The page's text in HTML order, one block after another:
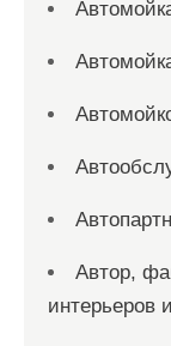
Автор,
интерьеров